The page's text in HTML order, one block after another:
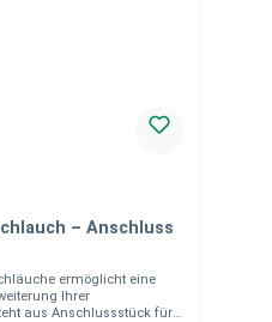
– Anschluss
ermöglicht eine
Ihrer
aus Anschlussstück für